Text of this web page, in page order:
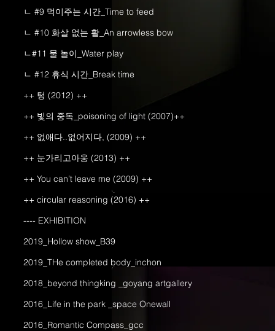
ㄴ #9 먹이주는 시간_Time to feed
ㄴ #10 화살 없는 활_An arrowless bow
ㄴ#11 물 놀이_Water play
ㄴ #12 휴식 시간_Break time
++ 텅 (2012) ++
++ 빛의 중독_poisoning of light (2007)++
++ 없애다..없어지다, (2009) ++
++ 눈가리고아웅 (2013) ++
++ You can’t leave me (2009) ++
++ circular reasoning (2016) ++
---- EXHIBITION
2019_Hollow show_B39
2019_THe completed body_inchon
2018_beyond thingking _goyang artgallery
2016_Life in the park _space Onewall
2016_Romantic Compass_gcc